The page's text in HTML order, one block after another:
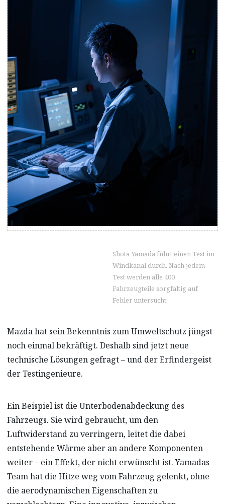
Shota Yamada führt einen Test im
Windkanal durch. Nach jedem
Test werden alle 400
Fahrzeugteile sorgfältig auf
Fehler untersucht.
Mazda hat sein Bekenntnis zum Umweltschutz jüngst
noch einmal bekräftigt. Deshalb sind jetzt neue
technische Lösungen gefragt – und der Erfindergeist
der Testingenieure.
Ein Beispiel ist die Unterbodenabdeckung des
Fahrzeugs. Sie wird gebraucht, um den
Luftwiderstand zu verringern, leitet die dabei
entstehende Wärme aber an andere Komponenten
weiter – ein Effekt, der nicht erwünscht ist. Yamadas
Team hat die Hitze weg vom Fahrzeug gelenkt, ohne
die aerodynamischen Eigenschaften zu